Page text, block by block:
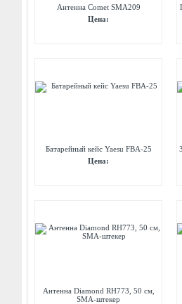
Антенна Comet SMA209
Цена:
Батарейный кейс Yaesu FBA-25
Цена:
Антенна Diamond RH773, 50 см,
SMA-штекер